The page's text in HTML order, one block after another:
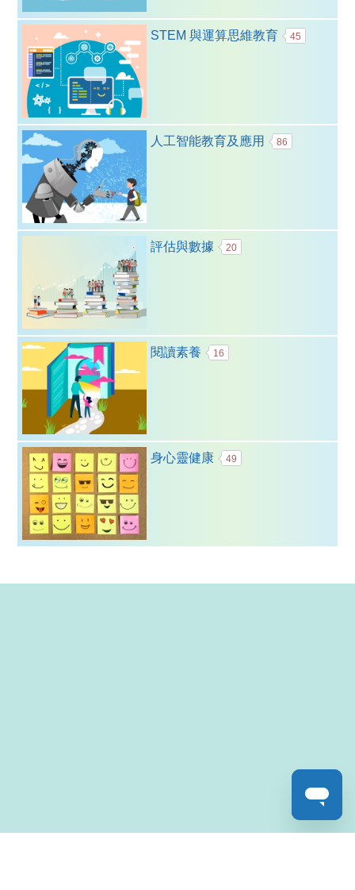
STEM 與運算思維教育 45
人工智能教育及應用 86
評估與數據 20
閱讀素養 16
身心靈健康 49